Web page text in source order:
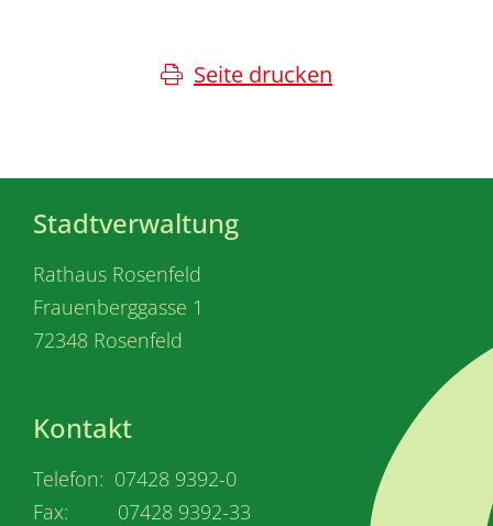
Seite drucken
Stadtverwaltung
Rathaus Rosenfeld
Frauenberggasse 1
72348 Rosenfeld
Kontakt
Telefon: 07428 9392-0
Fax: 07428 9392-33